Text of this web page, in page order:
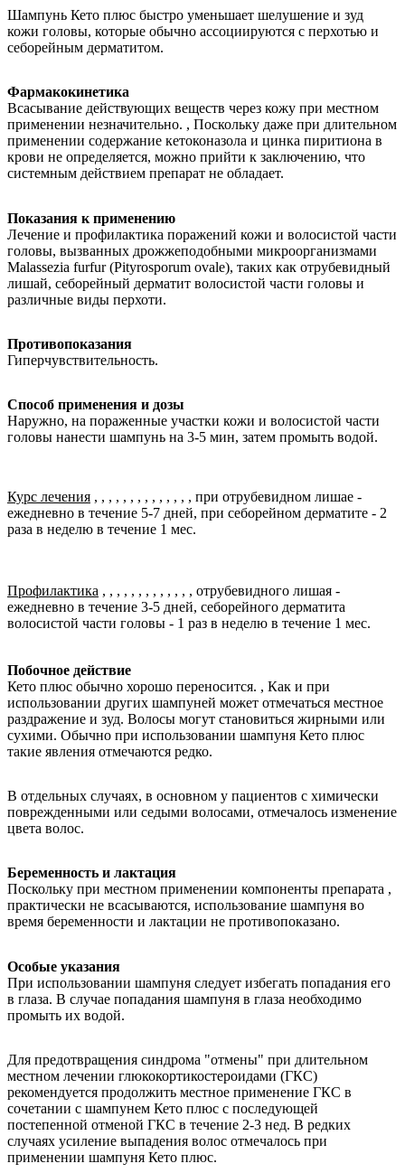
Шампунь Кето плюс быстро уменьшает шелушение и зуд
кожи головы, которые обычно ассоциируются с перхотью и
себорейным дерматитом.
Фармакокинетика
Всасывание действующих веществ через кожу при местном
применении незначительно. , Поскольку даже при длительном
применении содержание кетоконазола и цинка пиритиона в
крови не определяется, можно прийти к заключению, что
системным действием препарат не обладает.
Показания к применению
Лечение и профилактика поражений кожи и волосистой части
головы, вызванных дрожжеподобными микроорганизмами
Malassezia furfur(Pityrosporum ovale), таких как отрубевидный
лишай, себорейный дерматит волосистой части головы и
различные виды перхоти.
Противопоказания
Гиперчувствительность.
Способ применения и дозы
Наружно, на пораженные участки кожи и волосистой части
головы нанести шампунь на 3-5 мин, затем промыть водой.
Курс лечения , , , , , , , , , , , , , , при отрубевидном лишае -
ежедневно в течение 5-7 дней, при себорейном дерматите - 2
раза в неделю в течение 1 мес.
Профилактика , , , , , , , , , , , , , отрубевидного лишая -
ежедневно в течение 3-5 дней, себорейного дерматита
волосистой части головы - 1 раз в неделю в течение 1 мес.
Побочное действие
Кето плюс обычно хорошо переносится. , Как и при
использовании других шампуней может отмечаться местное
раздражение и зуд. Волосы могут становиться жирными или
сухими. Обычно при использовании шампуня Кето плюс
такие явления отмечаются редко.
В отдельных случаях, в основном у пациентов с химически
поврежденными или седыми волосами, отмечалось изменение
цвета волос.
Беременность и лактация
Поскольку при местном применении компоненты препарата ,
практически не всасываются, использование шампуня во
время беременности и лактации не противопоказано.
Особые указания
При использовании шампуня следует избегать попадания его
в глаза. В случае попадания шампуня в глаза необходимо
промыть их водой.
Для предотвращения синдрома "отмены" при длительном
местном лечении глюкокортикостероидами (ГКС)
рекомендуется продолжить местное применение ГКС в
сочетании с шампунем Кето плюс с последующей
постепенной отменой ГКС в течение 2-3 нед. В редких
случаях усиление выпадения волос отмечалось при
применении шампуня Кето плюс.